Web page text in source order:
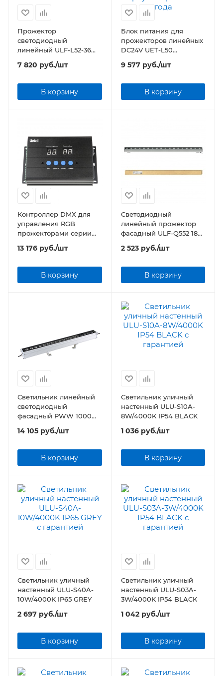
Прожектор
светодиодный
линейный ULF-L52-36W-
RGB-L100 DC24V IP65
SILVER 1000мм
7 820 руб./шт
В корзину
Блок питания для
прожекторов линейных
DC24V UET-L50
400W/DC24V IP67 400Вт
Алюминиевый корпус
9 577руб./шт
В корзину
Контроллер DMX для
управления RGB
прожекторами серии
ULF-L52 DC24V ULC-L52
RGB/DC24V BLACK
13 176 руб./шт
В корзину
Светодиодный
линейный прожектор
фасадный ULF-Q552 18W
IP65 SILVER
2 523руб./шт
В корзину
Светильник линейный
светодиодный
фасадный PWW 1000
24W 2160Lm 15° 6500K
IP65 Jazzway
14 105 руб./шт
В корзину
Светильник уличный
настенный ULU-S10A-
8W/4000K IP54 BLACK
1 036руб./шт
В корзину
Светильник уличный
настенный ULU-S40A-
10W/4000K IP65 GREY
2 697 руб./шт
В корзину
Светильник уличный
настенный ULU-S03A-
3W/4000K IP54 BLACK
1 042руб./шт
В корзину